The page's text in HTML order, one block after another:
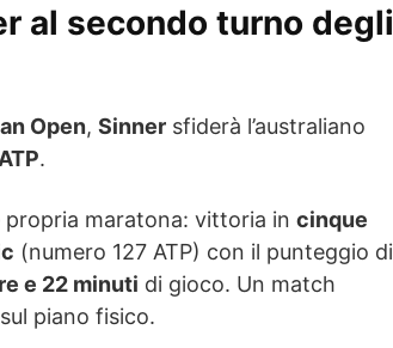
al secondo turno degli
Open, Sinner sfiderà l’australiano
.
maratona: vittoria in cinque
(numero 127 ATP) con il punteggio di
e 22 minuti di gioco. Un match
piano fisico.